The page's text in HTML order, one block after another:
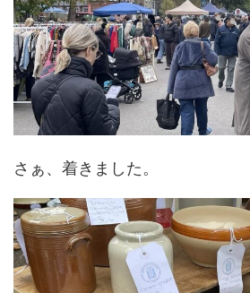
さぁ、着きました。